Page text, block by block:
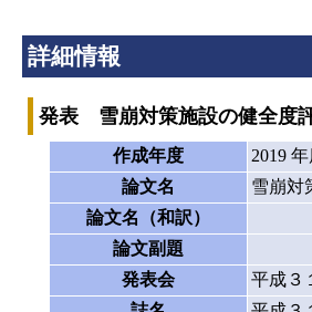
詳細情報
発表 雪崩対策施設の健全度
作成年度
2019
論文名
雪崩対
論文名（和訳）
論文副題
発表会
平成３